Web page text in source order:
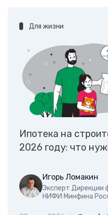
Для жизни
Ипотека на
2026 году: что
Игорь Ломакин
Эксперт Дирекции
НИФИ Минфина